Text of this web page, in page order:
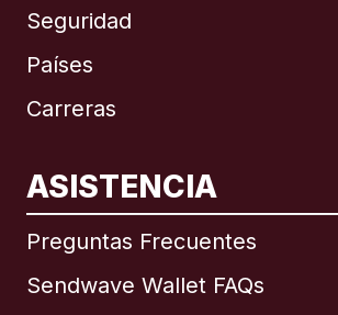
Seguridad
Países
Carreras
ASISTENCIA
Preguntas Frecuentes
Sendwave Wallet FAQs
Internacional English